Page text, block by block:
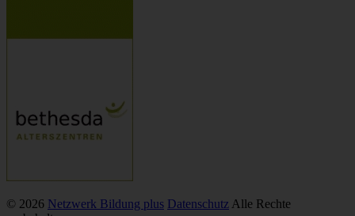
© 2026 Netzwerk Bildung plus Datenschutz Alle Rechte